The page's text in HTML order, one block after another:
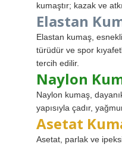
kumaştır; kazak ve
Elastan
Elastan kumaş,
türüdür ve spor
tercih edilir.
Naylon
Naylon kumaş,
yapısıyla çadır,
Asetat
Asetat, parlak ve